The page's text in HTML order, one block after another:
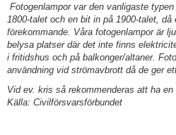
Fotogenlampor var den vanligaste
1800-talet och en bit in på 1900-talet,
förekommande. Våra fotogenlampor är
belysa platser där det inte finns
i fritidshus och på balkonger/altaner.
användning vid strömavbrott då de ger
Vid ev. kris så rekommenderas att ha en
Källa: Civilförsvarsförbundet